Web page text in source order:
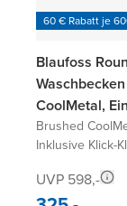
60 € Rabatt je
Blaufoss
CoolMetal,
Brushed
Inklusive Klick-
UVP 598,-